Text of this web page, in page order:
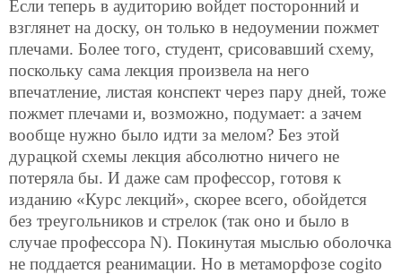
Если теперь в аудиторию войдет посторонний и
взглянет на доску, он только в недоумении пожмет
плечами. Более того, студент, срисовавший схему,
поскольку сама лекция произвела на него
впечатление, листая конспект через пару дней, тоже
пожмет плечами и, возможно, подумает: а зачем
вообще нужно было идти за мелом? Без этой
дурацкой схемы лекция абсолютно ничего не
потеряла бы. И даже сам профессор, готовя к
изданию «Курс лекций», скорее всего, обойдется
без треугольников и стрелок (так оно и было в
случае профессора N). Покинутая мыслью оболочка
не поддается реанимации. Но в метаморфозе cogito